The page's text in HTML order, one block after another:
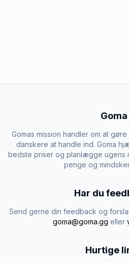
Goma
Gomas mission handler om at
danskere at handle ind. Goma
bedste priser og planlægge ugens
penge og
Har du
Send gerne din feedback og
goma@goma.gg eller
Hurtige